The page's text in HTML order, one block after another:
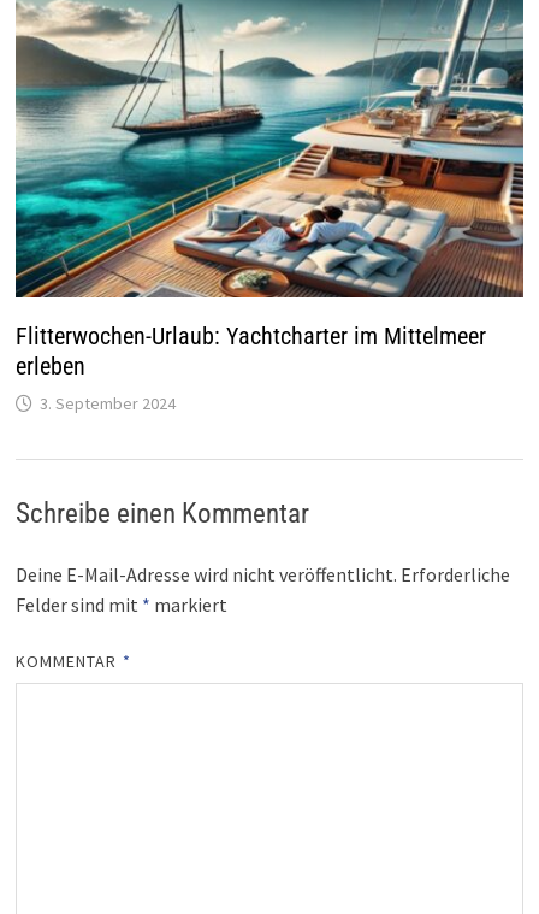
Flitterwochen-Urlaub: Yachtcharter im Mittelmeer
erleben
3. September 2024
Schreibe einen Kommentar
Deine E-Mail-Adresse wird nicht veröffentlicht. Erforderliche
Felder sind mit * markiert
KOMMENTAR *